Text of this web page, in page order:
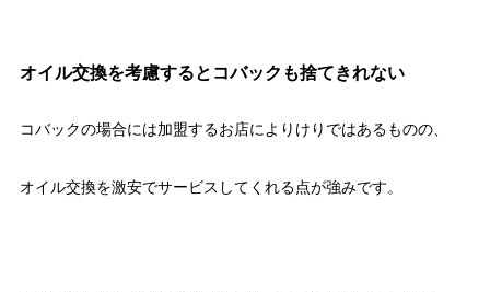
オイル交換を考慮するとコバックも捨てきれない
コバックの場合には加盟するお店によりけりではあるものの、
オイル交換を激安でサービスしてくれる点が強みです。